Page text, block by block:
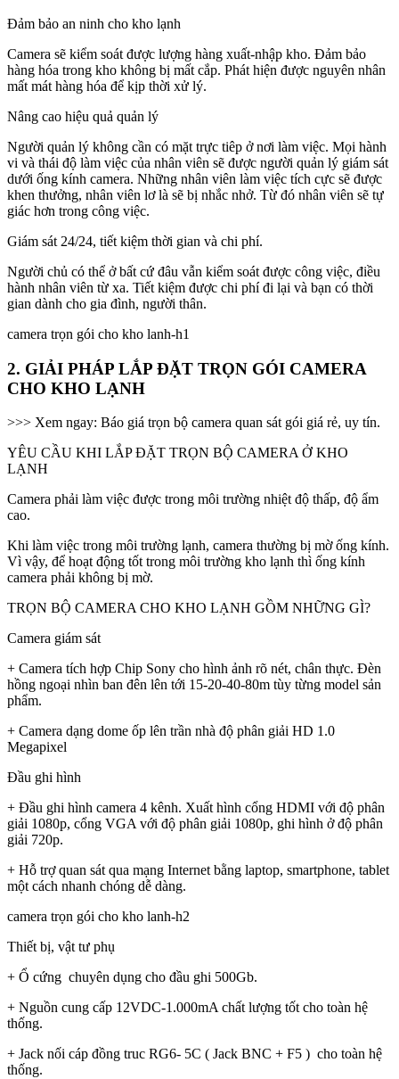
Đảm bảo an ninh cho kho lạnh
Camera sẽ kiểm soát được lượng hàng xuất-nhập kho. Đảm bảo
hàng hóa trong kho không bị mất cắp. Phát hiện được nguyên nhân
mất mát hàng hóa để kịp thời xử lý.
Nâng cao hiệu quả quản lý
Người quản lý không cần có mặt trực tiêp ở nơi làm việc. Mọi hành
vi và thái độ làm việc của nhân viên sẽ được người quản lý giám sát
dưới ống kính camera. Những nhân viên làm việc tích cực sẽ được
khen thưởng, nhân viên lơ là sẽ bị nhắc nhở. Từ đó nhân viên sẽ tự
giác hơn trong công việc.
Giám sát 24/24, tiết kiệm thời gian và chi phí.
Người chủ có thể ở bất cứ đâu vẫn kiểm soát được công việc, điều
hành nhân viên từ xa. Tiết kiệm được chi phí đi lại và bạn có thời
gian dành cho gia đình, người thân.
camera trọn gói cho kho lanh-h1
2. GIẢI PHÁP LẮP ĐẶT TRỌN GÓI CAMERA
CHO KHO LẠNH
>>> Xem ngay: Báo giá trọn bộ camera quan sát gói giá rẻ, uy tín.
YÊU CẦU KHI LẮP ĐẶT TRỌN BỘ CAMERA Ở KHO
LẠNH
Camera phải làm việc được trong môi trường nhiệt độ thấp, độ ẩm
cao.
Khi làm việc trong môi trường lạnh, camera thường bị mờ ống kính.
Vì vậy, để hoạt động tốt trong môi trường kho lạnh thì ống kính
camera phải không bị mờ.
TRỌN BỘ CAMERA CHO KHO LẠNH GỒM NHỮNG GÌ?
Camera giám sát
+ Camera tích hợp Chip Sony cho hình ảnh rõ nét, chân thực. Đèn
hồng ngoại nhìn ban đên lên tới 15-20-40-80m tùy từng model sản
phẩm.
+ Camera dạng dome ốp lên trần nhà độ phân giải HD 1.0
Megapixel
Đầu ghi hình
+ Đầu ghi hình camera 4 kênh. Xuất hình cổng HDMI với độ phân
giải 1080p, cổng VGA với độ phân giải 1080p, ghi hình ở độ phân
giải 720p.
+ Hỗ trợ quan sát qua mạng Internet bằng laptop, smartphone, tablet
một cách nhanh chóng dễ dàng.
camera trọn gói cho kho lanh-h2
Thiết bị, vật tư phụ
+ Ổ cứng chuyên dụng cho đầu ghi 500Gb.
+ Nguồn cung cấp 12VDC-1.000mA chất lượng tốt cho toàn hệ
thống.
+ Jack nối cáp đồng truc RG6- 5C ( Jack BNC + F5 ) cho toàn hệ
thống.